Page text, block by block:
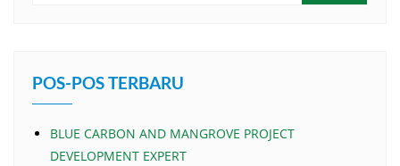
POS-POS TERBARU
BLUE CARBON AND MANGROVE PROJECT
DEVELOPMENT EXPERT